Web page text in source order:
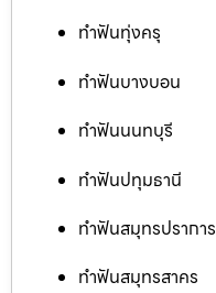
ทำฟันทุ่งครุ
ทำฟันบางบอน
ทำฟันนนทบุรี
ทำฟันปทุมธานี
ทำฟันสมุทรปราการ
ทำฟันสมุทรสาคร